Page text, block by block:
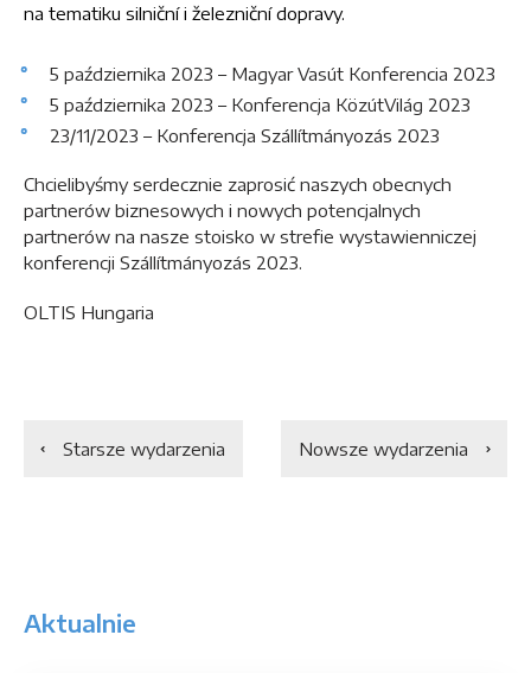
na tematiku silniční i železniční dopravy.
5 października 2023 – Magyar Vasút Konferencia 2023
5 października 2023 – Konferencja KözútVilág 2023
23/11/2023 – Konferencja Szállítmányozás 2023
Chcielibyśmy serdecznie zaprosić naszych obecnych
partnerów biznesowych i nowych potencjalnych
partnerów na nasze stoisko w strefie wystawienniczej
konferencji Szállítmányozás 2023.
OLTIS Hungaria
Starsze wydarzenia Nowsze wydarzenia
Aktualnie